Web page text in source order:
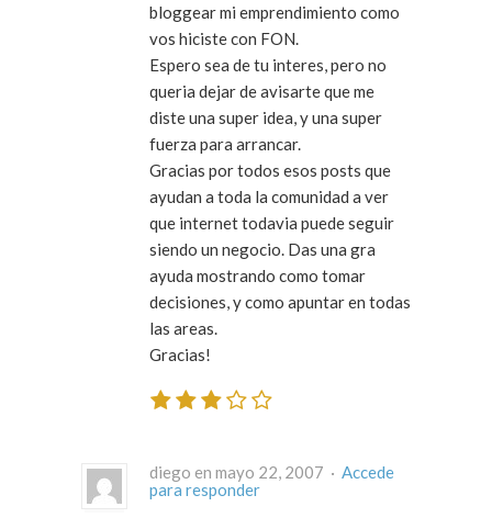
bloggear mi emprendimiento como
vos hiciste con FON.
Espero sea de tu interes, pero no
queria dejar de avisarte que me
diste una super idea, y una super
fuerza para arrancar.
Gracias por todos esos posts que
ayudan a toda la comunidad a ver
que internet todavia puede seguir
siendo un negocio. Das una gra
ayuda mostrando como tomar
decisiones, y como apuntar en todas
las areas.
Gracias!
diego en mayo 22, 2007 · Accede
para responder